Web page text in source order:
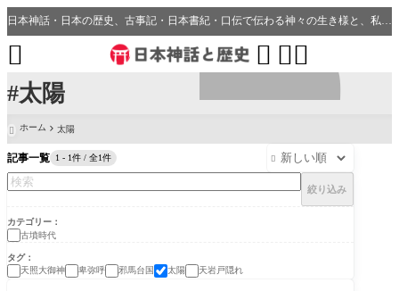
#太陽
日本神話・日本の歴史、古事記・日本書紀・口伝で伝わる神々の生き様と、私たちの分野・生活、開運、神社との繋がり
 

 ホーム 太陽
記事一覧 1 - 1件 / 全1件 
絞り込み
カテゴリー
古墳時代
タグ
天照大御神
卑弥呼 邪馬台国 太陽 天岩戸隠れ
古墳時代